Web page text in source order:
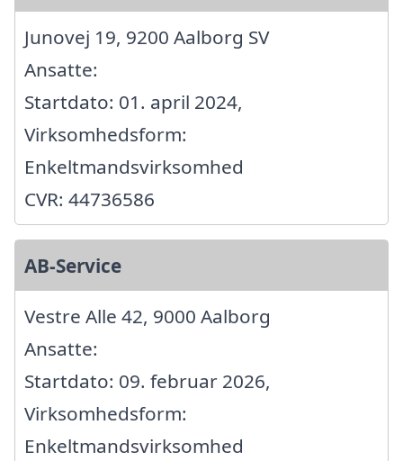
Junovej 19, 9200 Aalborg SV
Ansatte:
Startdato: 01. april 2024,
Virksomhedsform:
Enkeltmandsvirksomhed
CVR: 44736586
AB-Service
Vestre Alle 42, 9000 Aalborg
Ansatte:
Startdato: 09. februar 2026,
Virksomhedsform:
Enkeltmandsvirksomhed